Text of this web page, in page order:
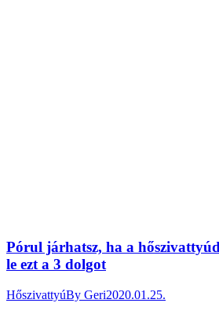
Pórul járhatsz, ha a
le ezt a 3 dolgot
HőszivattyúBy Geri2020.01.25.